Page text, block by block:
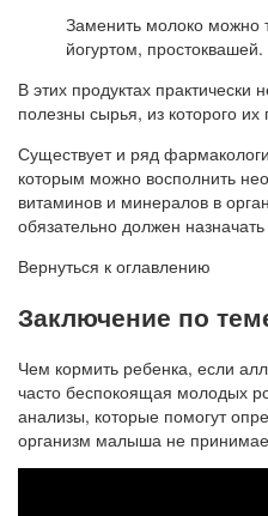
Заменить молоко можно
йогуртом, простоквашей.
В этих продуктах
полезны сырья, из которого их
Существует и ряд
которым можно восполнить
витаминов и минералов в
обязательно должен назначать
Вернуться к оглавлению
Заключение по
Чем кормить ребенка, если
часто беспокоящая молодых
анализы, которые помогут
организм малыша не